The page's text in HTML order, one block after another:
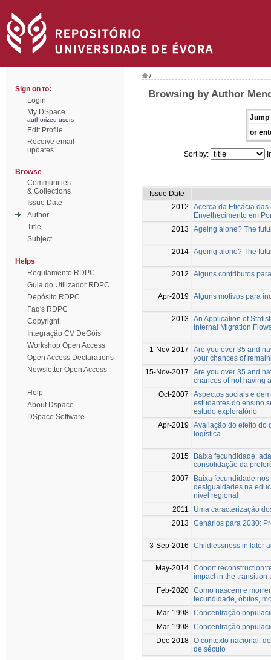
Sign on to:
Login
My DSpace
authorized users
Edit Profile
Receive email
updates
Browse
Communities
& Collections
Issue Date
Author
Title
Subject
Helps
Regulamento RDPC
Guia do Utilizador RDPC
Depósito RDPC
Faq's RDPC
Copyright
Integração CV DeGóis
Workshop Open Access
Open Access Declarations
Newsletter Open Access
Help
About Dspace
DSpace Software
/
Browsing by Author
Jump
or
Sort by:
Issue Date
2012
Acerca da Eficácia
Envelhecimento em
2013
Ageing alone? The
2014 Ageing alone? The
2012 Alguns contributos
Apr-2019 Alguns motivos para
2013
An Application of
Internal Migration
1-Nov-2017
Are you over 35 and
your chances of
15-Nov-2017
Are you over 35 and
chances of not having
Oct-2007
Aspectos sociais e
estudantes do ensino
estudo exploratório
Apr-2019
Avaliação do efeito do
logística
2015
Baixa fecundidade:
consolidação da
2007
Baixa fecundidade
desigualdades na
nível regional
2011
Uma caracterização
2013
Cenários para 2030:
3-Sep-2016 Childlessness in later
May-2014 Cohort
impact in the transition
Feb-2020 Como nascem e
fecundidade, óbitos,
Mar-1998 Concentração
Mar-1998 Concentração
Dec-2018 O contexto nacional:
de século